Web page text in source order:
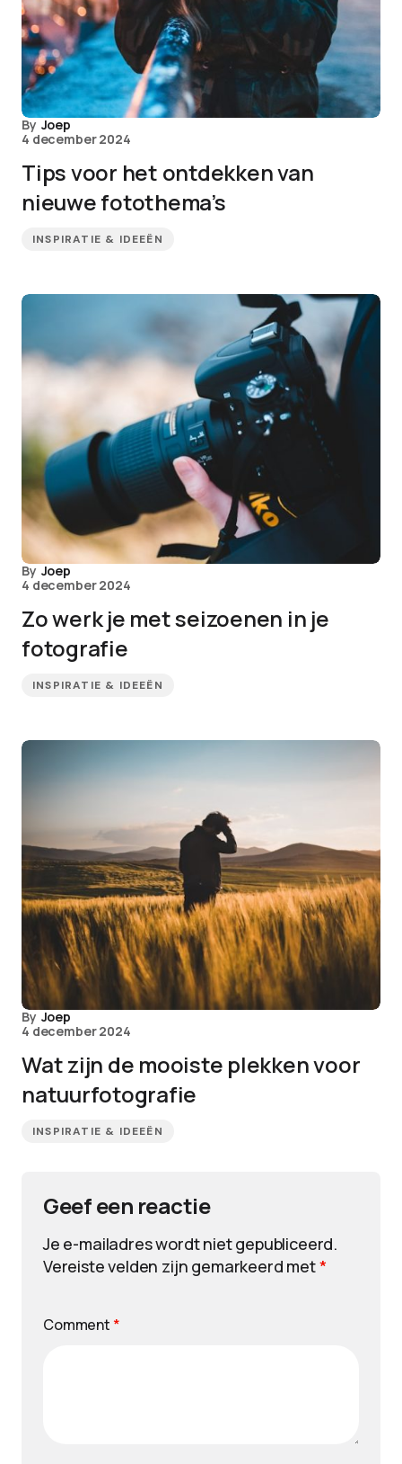
By Joep
4 december 2024
Tips voor het ontdekken van
nieuwe fotothema’s
INSPIRATIE & IDEEËN
By Joep
4 december 2024
Zo werk je met seizoenen in je
fotografie
INSPIRATIE & IDEEËN
By Joep
4 december 2024
Wat zijn de mooiste plekken voor
natuurfotografie
INSPIRATIE & IDEEËN
Geef een reactie
Je e-mailadres wordt niet gepubliceerd.
Vereiste velden zijn gemarkeerd met*
Comment *